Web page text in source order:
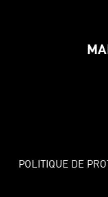
POLITIQUE DE